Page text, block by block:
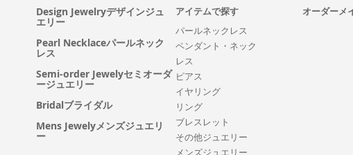
Design Jewelryデザインジュ
エリー
Pearl Necklaceパールネック
レス
Semi-order Jewelyセミオーダ
ージュエリー
Bridalブライダル
Mens Jewelyメンズジュエリ
ー
アイテムで探す
パールネックレス
ペンダント・ネック
レス
ピアス
イヤリング
リング
ブレスレット
その他ジュエリー
オーダーメ